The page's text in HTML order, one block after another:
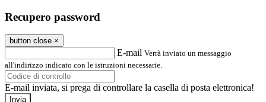
Recupero password
button close ×
E-mail Verrà inviato un messaggio
all'indirizzo indicato con le istruzioni necessarie.
E-mail inviata, si prega di controllare la casella di posta elettronica!